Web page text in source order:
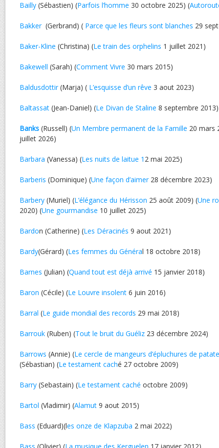
Bailly (Sébastien) (Parfois l’homme 30 octobre 2025) (
Bakker (Gerbrand) ( Parce que les fleurs sont blanches 29
Baker-Kline (Christina) (Le train des orphelins 1 juillet 2021)
Bakewell (Sarah) (Comment Vivre 30 mars 2015)
Baldusdottir(Marja) ( L’esquisse d’un rêve 3 aout 2023)
Baltassat (Jean-Daniel) (Le Divan de Staline 8 septembre 2013)
Banks (Russell) (Un Membre permanent de la Famille 20 mars
juillet 2026)
Barbara (Vanessa) (Les nuits de laitue 1 2 mai 2025)
Barberis (Dominique) (Une façon d’aimer28 décembre 2023)
Barbery (Muriel) (L’élégance du Hérisson 25 août 2009) (Une
2020) (Une gourmandise 10 juillet 2025)
Bardon (Catherine) (Les Déracinés 9 aout 2021)
Bardy(Gérard) (Les femmes du Général 18 octobre 2018)
Barnes (Julian) (Quand tout est déjà arrivé 15 janvier 2018)
Baron (Cécile) (Le Louvre insolent 6 juin 2016)
Barral (Le guide mondial des records 29 mai 2018)
Barrouk (Ruben) (Tout le bruit du Guéliz 23 décembre 2024)
Barrows (Annie) (Le cercle de mangeurs d’épluchures de
(Sébastian) (Le testament caché 27 octobre 2009)
Barry (Sebastain) (Le testament caché octobre 2009)
Bartol (Vladimir) (Alamut 9 aout 2015)
Bass (Eduard)(les onze de Klapzuba 2 mai 2022)